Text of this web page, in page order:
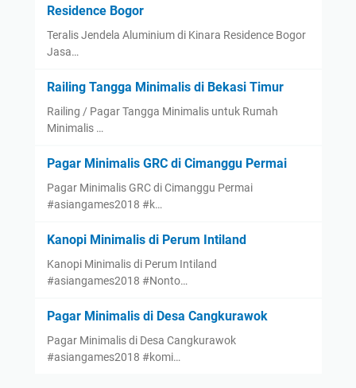
Residence Bogor
Teralis Jendela Aluminium di Kinara Residence Bogor
Jasa…
Railing Tangga Minimalis di Bekasi Timur
Railing / Pagar Tangga Minimalis untuk Rumah
Minimalis …
Pagar Minimalis GRC di Cimanggu Permai
Pagar Minimalis GRC di Cimanggu Permai
#asiangames2018 #k…
Kanopi Minimalis di Perum Intiland
Kanopi Minimalis di Perum Intiland
#asiangames2018 #Nonto…
Pagar Minimalis di Desa Cangkurawok
Pagar Minimalis di Desa Cangkurawok
#asiangames2018 #komi…